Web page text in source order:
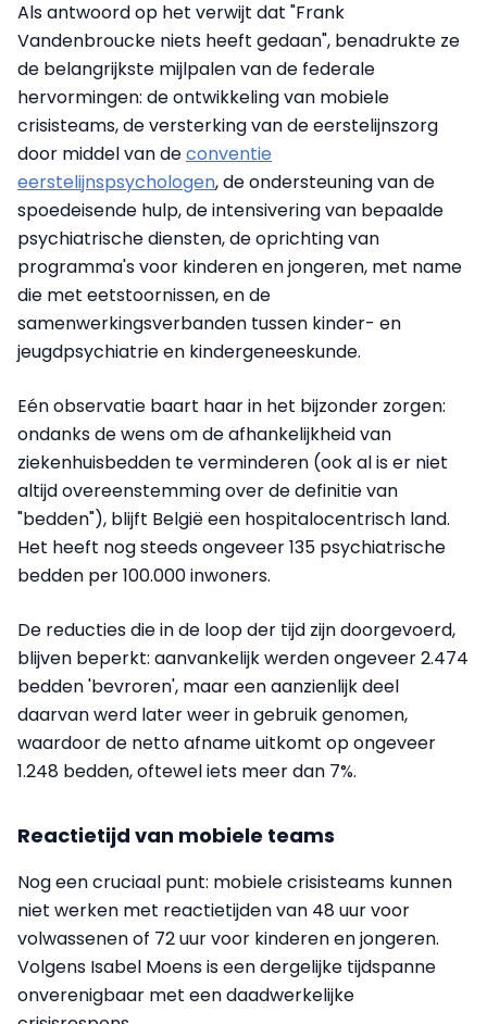
Als antwoord op het verwijt dat "Frank
Vandenbroucke niets heeft gedaan", benadrukte ze
de belangrijkste mijlpalen van de federale
hervormingen: de ontwikkeling van mobiele
crisisteams, de versterking van de eerstelijnszorg
door middel van deconventie
eerstelijnspsychologen, de ondersteuning van de
spoedeisende hulp, de intensivering van bepaalde
psychiatrische diensten, de oprichting van
programma's voor kinderen en jongeren, met name
die met eetstoornissen, en de
samenwerkingsverbanden tussen kinder- en
jeugdpsychiatrie en kindergeneeskunde.
Eén observatie baart haar in het bijzonder zorgen:
ondanks de wens om de afhankelijkheid van
ziekenhuisbedden te verminderen (ook al is er niet
altijd overeenstemming over de definitie van
"bedden"), blijft België een hospitalocentrisch land.
Het heeft nog steeds ongeveer 135 psychiatrische
bedden per 100.000 inwoners.
De reducties die in de loop der tijd zijn doorgevoerd,
blijven beperkt: aanvankelijk werden ongeveer 2.474
bedden 'bevroren', maar een aanzienlijk deel
daarvan werd later weer in gebruik genomen,
waardoor de netto afname uitkomt op ongeveer
1.248 bedden, oftewel iets meer dan 7%.
Reactietijd van mobiele teams
Nog een cruciaal punt: mobiele crisisteams kunnen
niet werken met reactietijden van 48 uur voor
volwassenen of 72 uur voor kinderen en jongeren.
Volgens Isabel Moens is een dergelijke tijdspanne
onverenigbaar met een daadwerkelijke